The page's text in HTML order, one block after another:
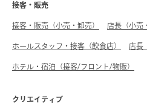
接客・販売
接客・販売（小売・卸売） 店長（小売
ホールスタッフ・接客（飲食店） 店長
ホテル・宿泊（接客/フロント/物販）
クリエイティブ